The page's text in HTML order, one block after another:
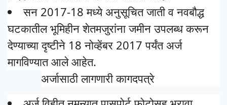
सन 2017-18 मध्ये अनुसूचित जाती व नवबौद्ध
घटकातील भूमिहीन शेतमजुरांना जमीन उपलब्ध करून
देण्याच्या दृष्टीने 18 नोव्हेंबर 2017 पर्यंत अर्ज
मागविण्यात आले आहेत.
अर्जासाठी लागणारी कागदपत्रे